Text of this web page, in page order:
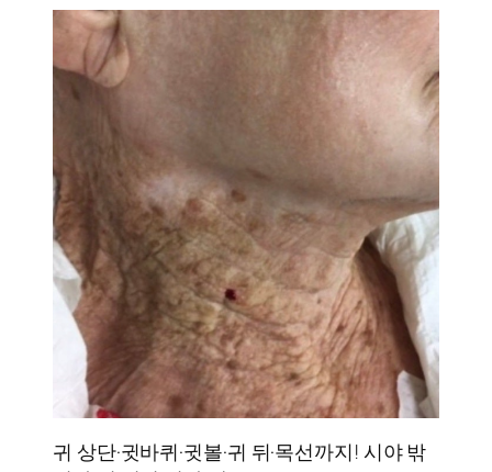
귀 상단·귓바퀴·귓볼·귀 뒤·목선까지! 시야 밖